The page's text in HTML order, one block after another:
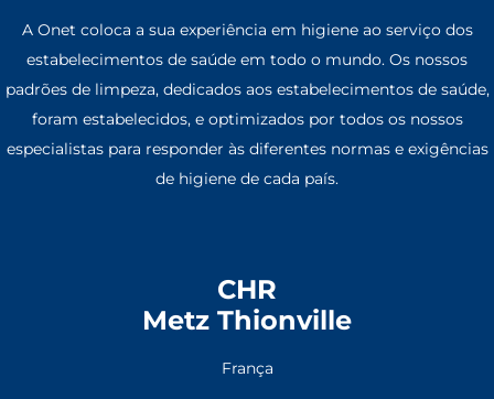
A Onet coloca a sua experiência em higiene ao serviço dos
estabelecimentos de saúde em todo o mundo. Os nossos
padrões de limpeza, dedicados aos estabelecimentos de saúde,
foram estabelecidos, e optimizados por todos os nossos
especialistas para responder às diferentes normas e exigências
de higiene de cada país.
CHR
Metz Thionville
França